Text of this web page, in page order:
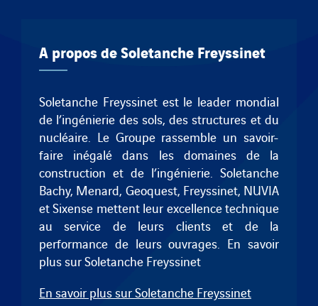
A propos de Soletanche Freyssinet
Soletanche Freyssinet est le leader mondial
de l’ingénierie des sols, des structures et du
nucléaire. Le Groupe rassemble un savoir-
faire inégalé dans les domaines de la
construction et de l’ingénierie.Soletanche
Bachy, Menard, Geoquest, Freyssinet, NUVIA
etSixense mettent leur excellence technique
au service de leurs clients et de la
performance de leurs ouvrages. En savoir
plus sur Soletanche Freyssinet
En savoir plus sur Soletanche Freyssinet